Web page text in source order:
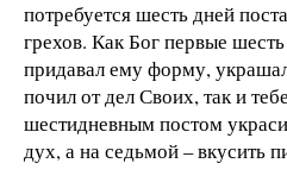
потребуется шесть дней
грехов. Как Бог первые
придавал ему форму,
почил от дел Своих, так и
шестидневным постом
дух, а на седьмой – вкусить